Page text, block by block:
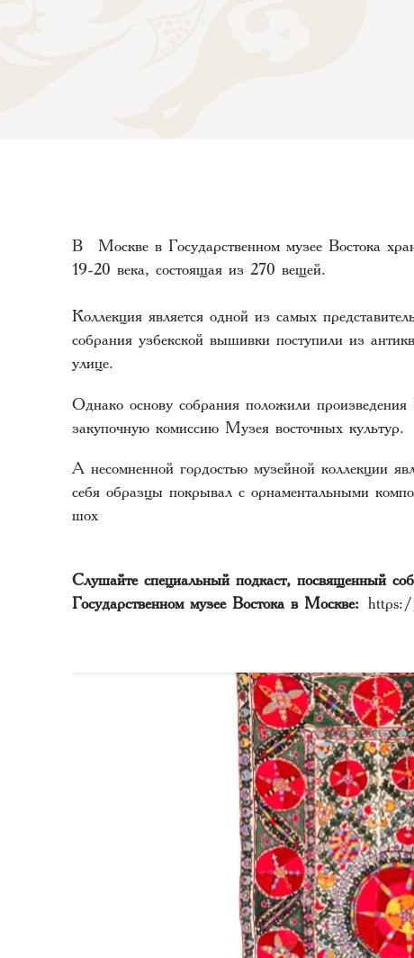
В Москве в Государственном музее Востока
19-20 века, состоящая из 270 вещей.
Коллекция является одной из самых
собрания узбекской вышивки поступили из
улице.
Однако основу собрания положили
закупочную комиссию Музея восточных культур.
А несомненной гордостью музейной коллекции
себя образцы покрывал с орнаментальными
шох
Слушайте специальный подкаст, посвященный
Государственном музее Востока в Москве: